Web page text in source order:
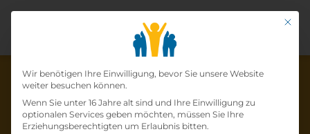
Die Lehrstelle wurde schon
Mit
Datenschutz-
Wir benötigen Ihre Einwilligung, bevor Sie unsere Website
weiter besuchen können.
Wenn Sie unter 16 Jahre alt sind und Ihre Einwilligung zu
optionalen Services geben möchten, müssen Sie Ihre
Erziehungsberechtigten um Erlaubnis bitten.